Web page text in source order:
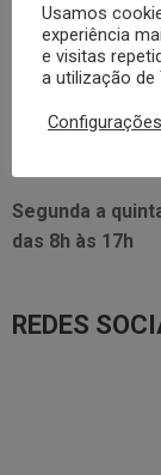
VISITE
Segunda a
das 8h às 17h
REDES
Usamos
experiência
e visitas
a utilização de